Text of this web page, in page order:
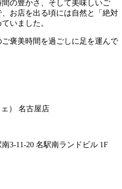
の豊かさ、そして美味しいご
お店を出る頃には自然と「絶対
いました。
褒美時間を過ごしに足を運んで
） 名古屋店
3-11-20 名駅南ランドビル 1F